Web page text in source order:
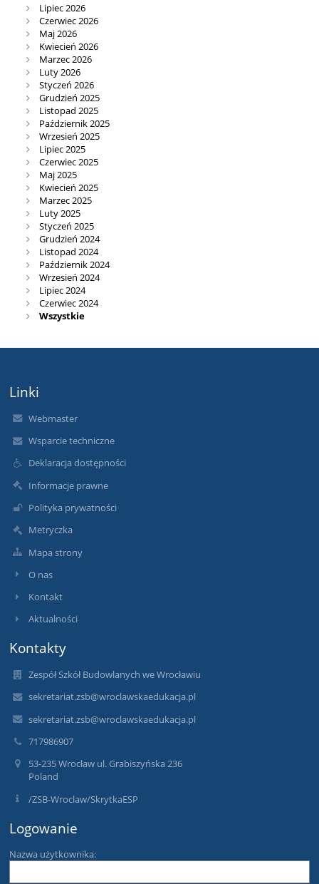
Lipiec 2026
Czerwiec 2026
Maj 2026
Kwiecień 2026
Marzec 2026
Luty 2026
Styczeń 2026
Grudzień 2025
Listopad 2025
Październik 2025
Wrzesień 2025
Lipiec 2025
Czerwiec 2025
Maj 2025
Kwiecień 2025
Marzec 2025
Luty 2025
Styczeń 2025
Grudzień 2024
Listopad 2024
Październik 2024
Wrzesień 2024
Lipiec 2024
Czerwiec 2024
Wszystkie
Linki
Webmaster
Wsparcie techniczne
Deklaracja dostępności
Informacje prawne
Polityka prywatności
Metryczka
Mapa strony
O nas
Kontakt
Aktualności
Kontakty
Zespół Szkół Budowlanych we Wrocławiu
sekretariat.zsb@wroclawskaedukacja.pl
sekretariat.zsb@wroclawskaedukacja.pl
717986907
53-235 Wrocław ul. Grabiszyńska 236
Poland
/ZSB-Wroclaw/SkrytkaESP
Logowanie
Nazwa użytkownika: